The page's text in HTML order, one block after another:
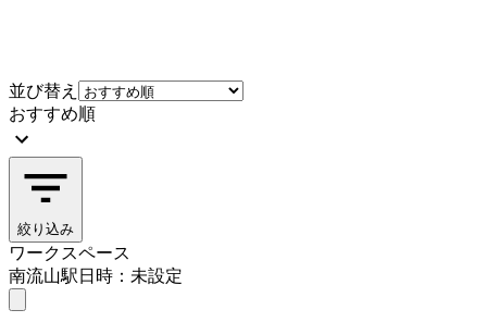
並び替え
おすすめ順
絞り込み
ワークスペース
南流山駅日時：未設定